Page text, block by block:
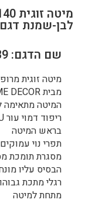
לבן-שמנת דגם
שם הדגם: 1639-W-140190
מיטה זוגית
מבית HOME DECOR
המיטה מתאימה למזרן
בראש המיטה
תפרי נוי
מסגרת תומכת
הבסיס עליו
רגלי מתכת
מתחת למיטה